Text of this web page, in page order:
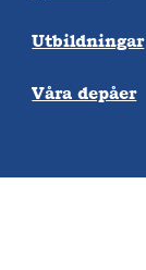
Utbildningar
Våra depåer